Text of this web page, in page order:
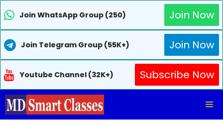
Join WhatsApp Group (250) Join Now
Join Telegram Group (55K+) Join Now
Youtube Channel (32K+)
Subscribe Now
Skip
to